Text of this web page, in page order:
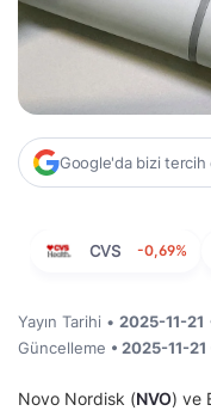
Google'da bizi tercih
CVS -0,69%
Yayın Tarihi • 2025-11-21
Güncelleme • 2025-11-21
Novo Nordisk (NVO) ve